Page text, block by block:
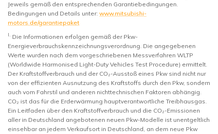
Jeweils gemäß den entsprechenden Garantiebedingungen.
Bedingungen und Details unter: www.mitsubishi-
motors.de/garantiepaket
I. Die Informationen erfolgen gemäß der Pkw-
Energieverbrauchskennzeichnungsverordnung. Die angegebenen
Werte wurden nach dem vorgeschriebenen Messverfahren WLTP
(Worldwide Harmonised Light-Duty Vehicles Test Procedure) ermittelt.
Der Kraftstoffverbrauch und der CO₂-Ausstoß eines Pkw sind nicht nur
von der effizienten Ausnutzung des Kraftstoffs durch den Pkw, sondern
auch vom Fahrstil und anderen nichttechnischen Faktoren abhängig.
CO₂ ist das für die Erderwärmung hauptverantwortliche Treibhausgas.
Ein Leitfaden über den Kraftstoffverbrauch und die CO₂-Emissionen
aller in Deutschland angebotenen neuen Pkw-Modelle ist unentgeltlich
einsehbar an jedem Verkaufsort in Deutschland, an dem neue Pkw